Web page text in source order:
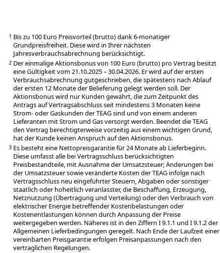
1 Bis zu 100 Euro Preisvorteil (brutto) dank 6-monatiger
Grundpreisfreiheit. Diese wird in Ihrer nächsten
Jahresverbrauchsabrechnung berücksichtigt.
2 Der einmalige Aktionsbonus von 100 Euro (brutto) pro Vertrag besitzt
eine Gültigkeit vom 21.10.2025 – 30.04.2026. Er wird auf der ersten
Verbrauchsabrechnung gutgeschrieben, die spätestens nach Ablauf
der ersten 12 Monate der Belieferung gelegt werden soll. Der
Aktionsbonus wird nur Kunden gewährt, die zum Zeitpunkt des
Antrags auf Vertragsabschluss seit mindestens 3 Monaten keine
Strom- oder Gaskunden der TEAG sind und von einem anderen
Lieferanten mit Strom und Gas versorgt werden. Beendet die TEAG
den Vertrag berechtigterweise vorzeitig aus einem wichtigen Grund,
hat der Kunde keinen Anspruch auf den Aktionsbonus.
3 Es besteht eine Nettopreisgarantie für 24 Monate ab Lieferbeginn.
Diese umfasst alle bei Vertragsschluss berücksichtigten
Preisbestandteile, mit Ausnahme der Umsatzsteuer; Änderungen bei
der Umsatzsteuer sowie veränderte Kosten der TEAG infolge nach
Vertragsschluss neu eingeführter Steuern, Abgaben oder sonstiger
staatlich oder hoheitlich veranlasster, die Beschaffung, Erzeugung,
Netznutzung (Übertragung und Verteilung) oder den Verbrauch von
elektrischer Energie betreffender Kostenbelastungen oder
Kostenentlastungen können durch Anpassung der Preise
weitergegeben werden. Näheres ist in den Ziffern I 9.1.1 und I 9.1.2 der
Allgemeinen Lieferbedingungen geregelt. Nach Ende der Laufzeit einer
vereinbarten Preisgarantie erfolgen Preisanpassungen nach den
vertraglichen Regelungen.